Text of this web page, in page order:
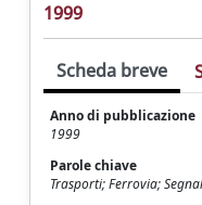
1999
Scheda breve
Anno di pubblicazione
1999
Parole chiave
Trasporti; Ferrovia;